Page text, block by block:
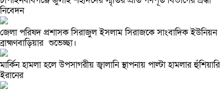
নিবেদন
জেলা পরিষদ প্রশাসক সিরাজুল ইসলাম সিরাজকে সাংবাদিক ইউনিয়ন
ব্রাহ্মণবাড়িয়ার শুভেচ্ছা।
মার্কিন হামলা হলে উপসাগরীয় জ্বালানি স্থাপনায় পাল্টা হামলার হুঁশিয়ারি
ইরানের